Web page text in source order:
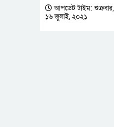
আপডেট টাইম: শুক্রবার,
১৬ জুলাই, ২০২১